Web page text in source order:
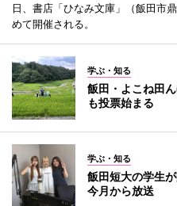
日、書店「ひなみ文庫」（飯田市
めて開催される。
学ぶ・知る
飯田・よこね田
も投票始まる
学ぶ・知る
飯田短大の学生
今月から放送